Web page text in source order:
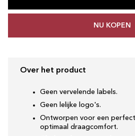
NU KOPEN
Over het product
Geen vervelende labels.
Geen lelijke logo's.
Ontworpen voor een
optimaal draagcomfort.